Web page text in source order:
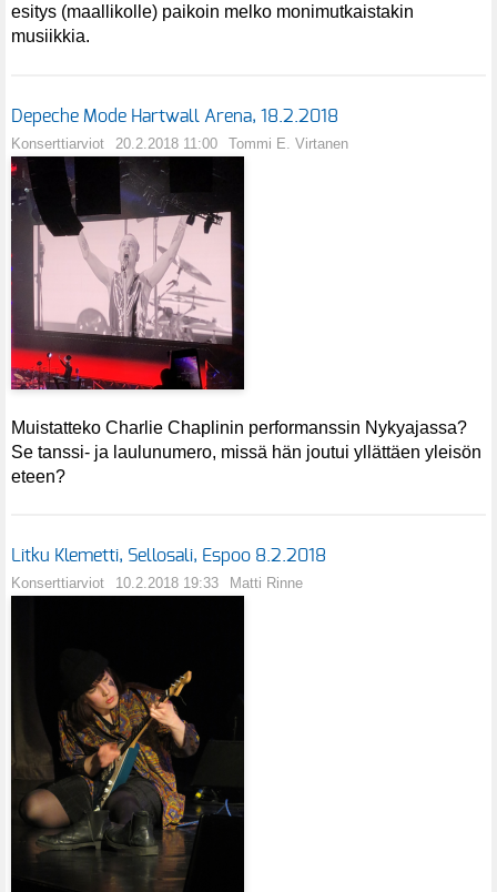
esitys (maallikolle) paikoin melko monimutkaistakin
musiikkia.
Depeche Mode Hartwall Arena, 18.2.2018
Konserttiarviot 20.2.2018 11:00 Tommi E. Virtanen
Muistatteko Charlie Chaplinin performanssin Nykyajassa?
Se tanssi- ja laulunumero, missä hän joutui yllättäen yleisön
eteen?
Litku Klemetti, Sellosali, Espoo 8.2.2018
Konserttiarviot 10.2.2018 19:33 Matti Rinne